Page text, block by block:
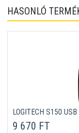
HASONLÓ
LOGITECH S150
9 670 FT